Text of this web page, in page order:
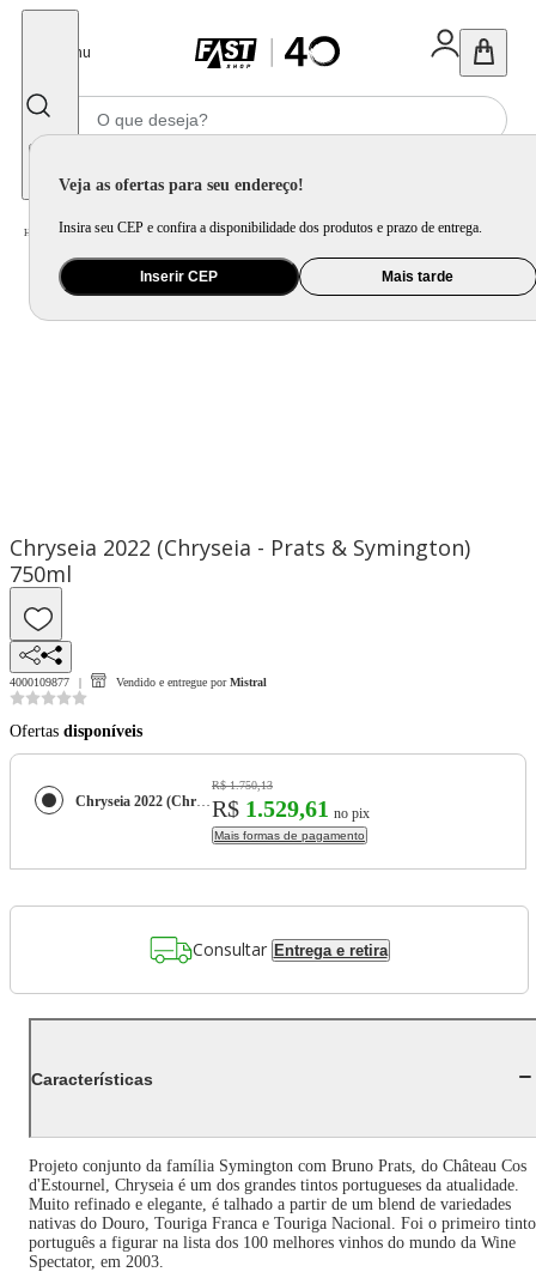
Menu
Veja as ofertas para seu endereço!
Insira seu CEP e confira a disponibilidade dos produtos e prazo de entrega.
Inserir CEP Mais tarde
Home Mercado / Bebida Vinho
Chryseia 2022 (Chryseia - Prats & Symington)
750ml
4000109877 Vendido e entregue por Mistral
Ofertas disponíveis
Chryseia 2022 (Chryseia - Prats & Symington) 750ml
R$ 1.750,13
R$ 1.529,61 no pix
Mais formas de pagamento
Consultar Entrega e retira
Características
Projeto conjunto da família Symington com Bruno Prats, do Château Cos
d'Estournel, Chryseia é um dos grandes tintos portugueses da atualidade.
Muito refinado e elegante, é talhado a partir de um blend de variedades
nativas do Douro, Touriga Franca e Touriga Nacional. Foi o primeiro tinto
português a figurar na lista dos 100 melhores vinhos do mundo da Wine
Spectator, em 2003.